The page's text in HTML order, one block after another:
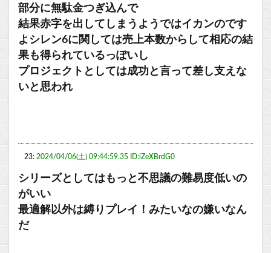
部分に無駄金つぎ込んで
結果赤字を出してしまうようではイカンのです
よシレン6に関しては売上本数からして相応の結
果も得られているっぽいし
プロジェクトとしては成功と言って差し支えな
いと思われ
23: 2024/04/06(土) 09:44:59.35 ID:iZeXBrdG0
シリーズとしてはもっと不思議の難易度低いの
がいい
最適解以外は縛りプレイ！みたいなの嫌いなん
だ